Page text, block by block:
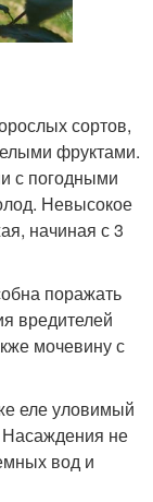
сортов,
фруктами.
с погодными
Невысокое
начиная с 3
поражать
вредителей
мочевину с
еле уловимый
Насаждения не
вод и